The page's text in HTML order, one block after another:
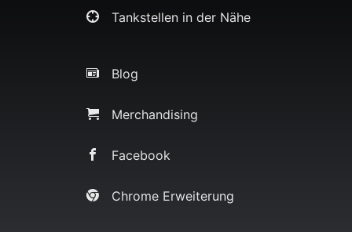
Tankstellen in der Nähe
Blog
Merchandising
Facebook
Chrome Erweiterung